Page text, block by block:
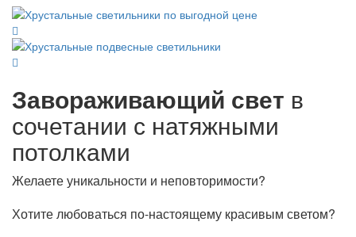
Завораживающий свет в
сочетании с натяжными
потолками
Желаете уникальности и неповторимости?
Хотите любоваться по-настоящему красивым светом?